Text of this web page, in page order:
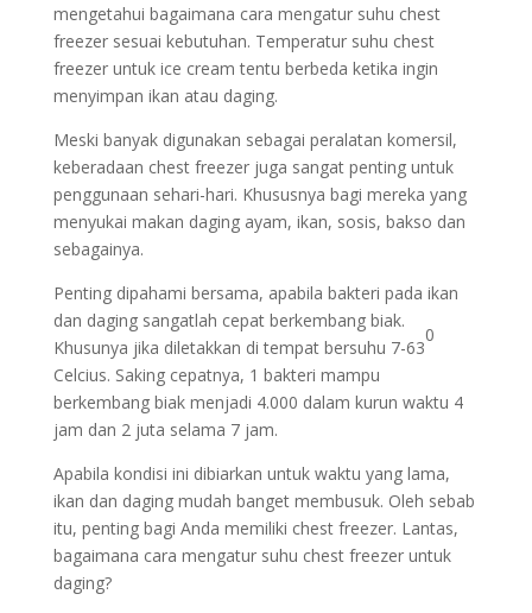
mengetahui bagaimana cara mengatur suhu chest
freezer sesuai kebutuhan. Temperatur suhu chest
freezer untuk ice cream tentu berbeda ketika ingin
menyimpan ikan atau daging.
Meski banyak digunakan sebagai peralatan komersil,
keberadaan chest freezer juga sangat penting untuk
penggunaan sehari-hari. Khususnya bagi mereka yang
menyukai makan daging ayam, ikan, sosis, bakso dan
sebagainya.
Penting dipahami bersama, apabila bakteri pada ikan
dan daging sangatlah cepat berkembang biak.
Khusunya jika diletakkan di tempat bersuhu 7-63
0
Celcius. Saking cepatnya, 1 bakteri mampu
berkembang biak menjadi 4.000 dalam kurun waktu 4
jam dan 2 juta selama 7 jam.
Apabila kondisi ini dibiarkan untuk waktu yang lama,
ikan dan daging mudah banget membusuk. Oleh sebab
itu, penting bagi Anda memiliki chest freezer. Lantas,
bagaimana cara mengatur suhu chest freezer untuk
daging?